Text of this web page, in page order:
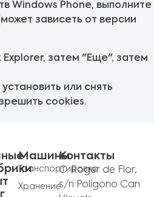
Windows Phone, выполните
зависеть от версии
затем "Еще", затем
или снять
cookies.
Машины
Транспортировка
Хранение
Контакты
C. Roger de Flor,
s/n Polígono Can